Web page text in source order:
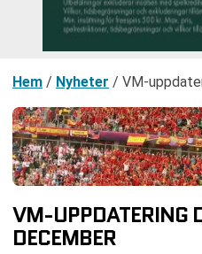
Hem / Nyheter / VM-
VM-UPPDATERING
DECEMBER